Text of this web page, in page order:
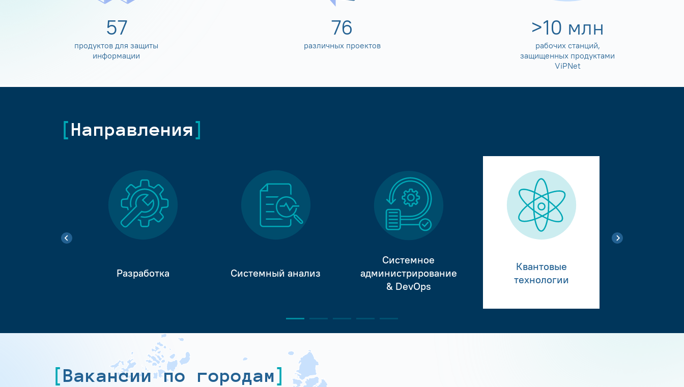
60
продуктов для защиты
информации
80
различных проектов
>10 млн
рабочих станций,
защищенных продуктами
ViPNet
Направления
Разработка Системный анализ
Системное
администрирование
& DevOps
Квантовые
технологии
Вакансии по городам